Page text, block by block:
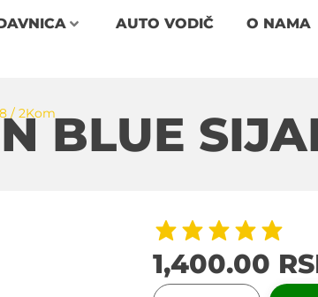
AUTO VODIČ O NAMA
/ 2KomBLUE
1,400.00